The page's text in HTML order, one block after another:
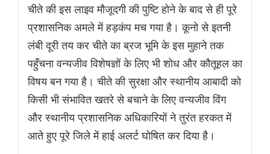
चीते की इस लाइव मौजूदगी की पुष्टि होने के बाद से ही पूरे
प्रशासनिक अमले में हड़कंप मच गया है। कूनो से इतनी
लंबी दूरी तय कर चीते का ब्रज भूमि के इस मुहाने तक
पहुँचना वन्यजीव विशेषज्ञों के लिए भी शोध और कौतूहल का
विषय बन गया है। चीते की सुरक्षा और स्थानीय आबादी को
किसी भी संभावित खतरे से बचाने के लिए वन्यजीव विंग
और स्थानीय प्रशासनिक अधिकारियों ने तुरंत हरकत में
आते हुए पूरे जिले में हाई अलर्ट घोषित कर दिया है।